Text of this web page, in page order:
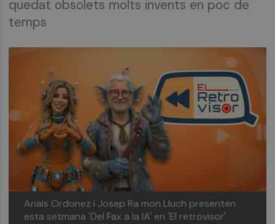
quedat obsolets molts invents en poc de
temps
Anais Ordonez i Josep Ra mon Lluch presenten
esta setmana 'Del Fax a la IA' en 'El retrovisor'